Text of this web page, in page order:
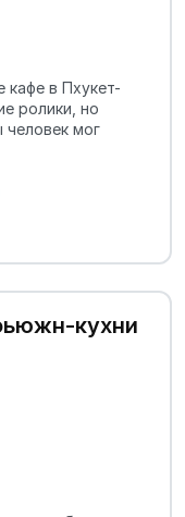
кафе в Пхукет-
ролики, но
мог
кухни